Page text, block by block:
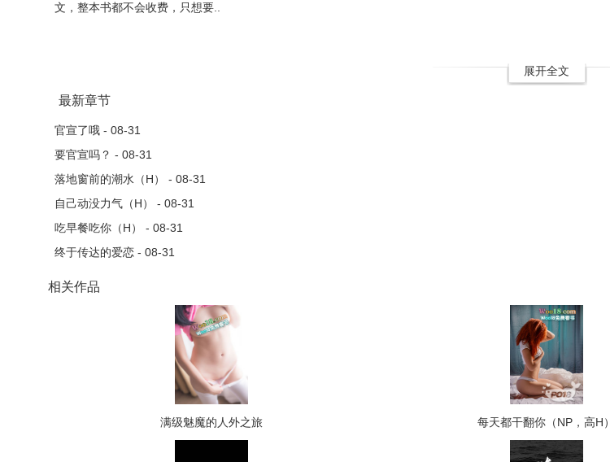
文，整本书都不会收费，只想要..
展开全文
最新章节
官宣了哦 - 08-31
要官宣吗？ - 08-31
落地窗前的潮水（H） - 08-31
自己动没力气（H） - 08-31
吃早餐吃你（H） - 08-31
终于传达的爱恋 - 08-31
相关作品
满级魅魔的人外之旅 每天都干翻你（NP，高H）